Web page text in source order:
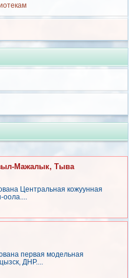
Мажалык, Тыва
Центральная кожуунная
первая модельная
ДНР....